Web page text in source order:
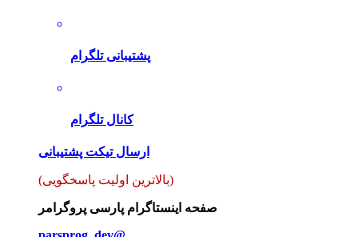
پشتیبانی تلگرام
کانال تلگرام
ارسال تیکت پشتیبانی
(بالاترین اولیت پاسخگویی)
صفحه اینستاگرام پارسی پروگرامر